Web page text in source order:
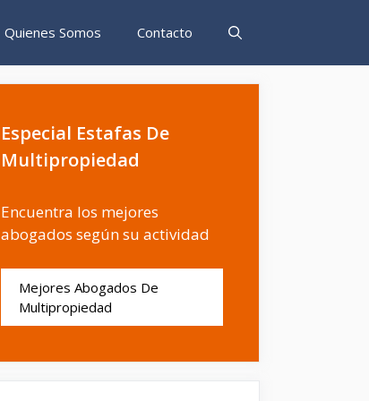
Quienes Somos Contacto
Especial Estafas De
Multipropiedad
Encuentra los mejores
abogados según su actividad
Mejores Abogados De
Multipropiedad